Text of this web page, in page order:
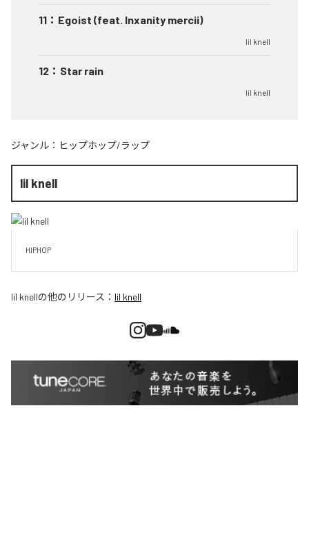
11 ： Egoist (feat. Inxanity mercii)
lil knell
12 ： Star rain
lil knell
ジャンル： ヒップホップ/ラップ
lil knell
HIPHOP
lil knellの他のリリース： lil knell